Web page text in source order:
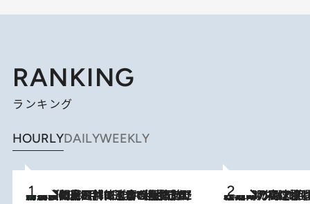
RANKING
ランキング
HOURLYDAILYWEEKLY
2026.8.8
「最後に見られてよかった」上野動物園の東園パンダ舎が解体前に特別公開。8月16日まで延長されたパネル展と共に辿る“半世紀”のパンダ飼育《解体工事の図面あり》 2026.8.7
「湘南乃風に憧れて」観客大盛上がりの“タオル回し”に、ラッパー顔負けの高速歌唱まで…さだまさし（74）のアグレッシブすぎる現在地